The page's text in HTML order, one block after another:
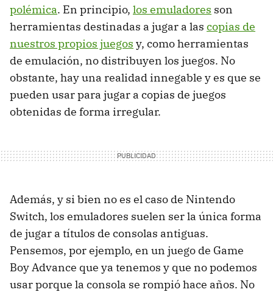
polémica. En principio, los emuladores son
herramientas destinadas a jugar a las copias de
nuestros propios juegos y, como herramientas
de emulación, no distribuyen los juegos. No
obstante, hay una realidad innegable y es que se
pueden usar para jugar a copias de juegos
obtenidas de forma irregular.
Además, y si bien no es el caso de Nintendo
Switch, los emuladores suelen ser la única forma
de jugar a títulos de consolas antiguas.
Pensemos, por ejemplo, en un juego de Game
Boy Advance que ya tenemos y que no podemos
usar porque la consola se rompió hace años. No